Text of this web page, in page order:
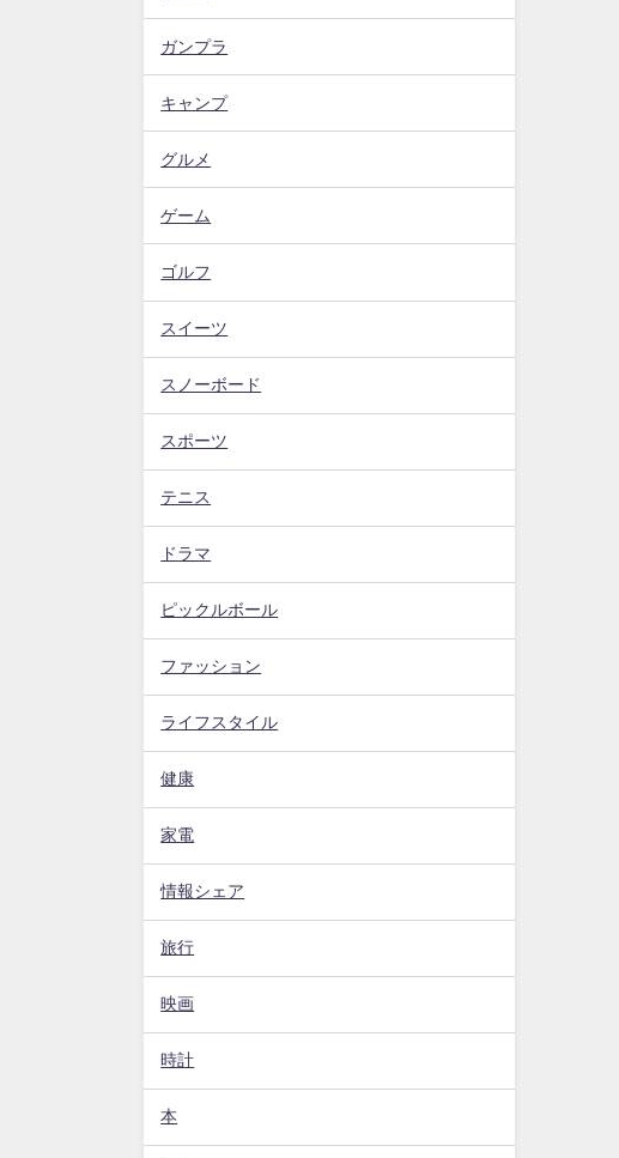
ガンプラ
キャンプ
グルメ
ゲーム
ゴルフ
スイーツ
スノーボード
スポーツ
テニス
ドラマ
ピックルボール
ファッション
ライフスタイル
健康
家電
情報シェア
旅行
映画
時計
本